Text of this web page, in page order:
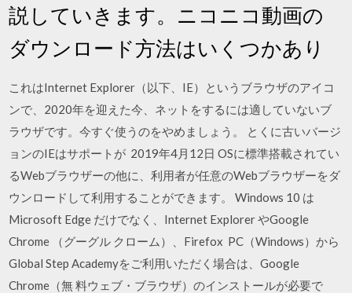
説していきます。ニコニコ動画の
ダウンロード方法はいくつかあり
これはInternet Explorer（以下、IE）というブラウザのアイコ
ンで、2020年を迎えた今、ネットをするには適していないブ
ラウザです。今すぐ使うのをやめましょう。 とくに古いバージ
ョンのIEはサポートが 2019年4月12日 OSに標準搭載されてい
るWebブラウザーの他に、利用者が任意のWebブラウザーをダ
ウンロードして利用することができます。 Windows 10 は
Microsoft Edge だけでなく、Internet Explorer やGoogle
Chrome （グーグル クローム）、Firefox PC（Windows）から
Global Step Academyをご利用いただく場合は、Google
Chrome（無 料ウェブ・ブラウザ）のインストールが必要で